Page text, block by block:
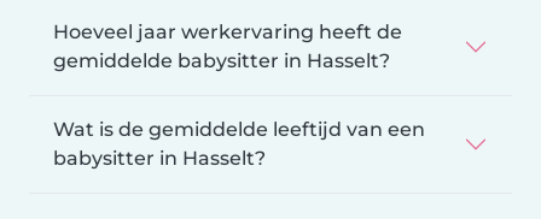
Hoeveel jaar werkervaring heeft de
gemiddelde babysitter in Hasselt?
Wat is de gemiddelde leeftijd van een
babysitter in Hasselt?